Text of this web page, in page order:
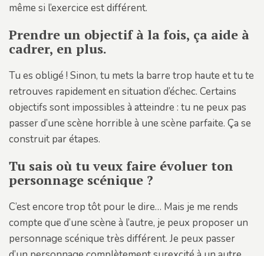
même si l’exercice est différent.
Prendre un objectif à la fois, ça aide à
cadrer, en plus.
Tu es obligé ! Sinon, tu mets la barre trop haute et tu te
retrouves rapidement en situation d’échec. Certains
objectifs sont impossibles à atteindre : tu ne peux pas
passer d’une scène horrible à une scène parfaite. Ça se
construit par étapes.
Tu sais où tu veux faire évoluer ton
personnage scénique ?
C’est encore trop tôt pour le dire… Mais je me rends
compte que d’une scène à l’autre, je peux proposer un
personnage scénique très différent. Je peux passer